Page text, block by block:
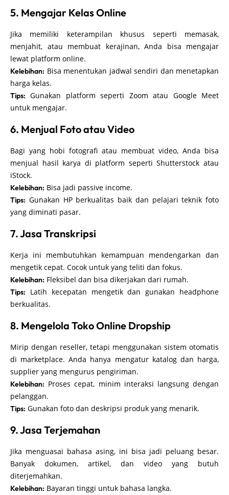
5. Mengajar Kelas Online
Jika memiliki keterampilan khusus seperti memasak,
menjahit, atau membuat kerajinan, Anda bisa mengajar
lewat platform online.
Kelebihan: Bisa menentukan jadwal sendiri dan menetapkan
harga kelas.
Tips: Gunakan platform seperti Zoom atau Google Meet
untuk mengajar.
6. Menjual Foto atau Video
Bagi yang hobi fotografi atau membuat video, Anda bisa
menjual hasil karya di platform seperti Shutterstock atau
iStock.
Kelebihan: Bisa jadi passive income.
Tips: Gunakan HP berkualitas baik dan pelajari teknik foto
yang diminati pasar.
7. Jasa Transkripsi
Kerja ini membutuhkan kemampuan mendengarkan dan
mengetik cepat. Cocok untuk yang teliti dan fokus.
Kelebihan: Fleksibel dan bisa dikerjakan dari rumah.
Tips: Latih kecepatan mengetik dan gunakan headphone
berkualitas.
8. Mengelola Toko Online Dropship
Mirip dengan reseller, tetapi menggunakan sistem otomatis
di marketplace. Anda hanya mengatur katalog dan harga,
supplier yang mengurus pengiriman.
Kelebihan: Proses cepat, minim interaksi langsung dengan
pelanggan.
Tips: Gunakan foto dan deskripsi produk yang menarik.
9. Jasa Terjemahan
Jika menguasai bahasa asing, ini bisa jadi peluang besar.
Banyak dokumen, artikel, dan video yang butuh
diterjemahkan.
Kelebihan: Bayaran tinggi untuk bahasa langka.